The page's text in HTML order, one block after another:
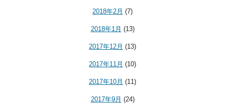
2018年2月 (7)
2018年1月 (13)
2017年12月 (13)
2017年11月 (10)
2017年10月 (11)
2017年9月 (24)